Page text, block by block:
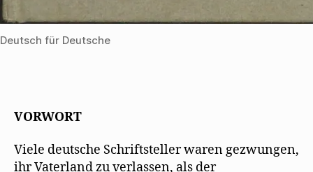
Deutsch für Deutsche
VORWORT
Viele deutsche Schriftsteller waren gezwungen,
ihr Vaterland zu verlassen, als der